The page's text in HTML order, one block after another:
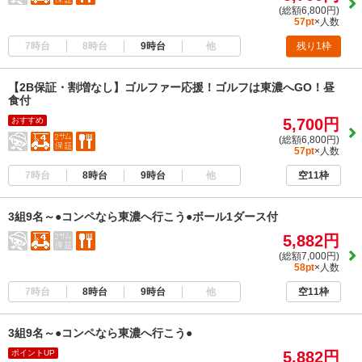
(総額6,800円)
57pt×人数
7時台 8時台 9時台 他 残り1枠
【2B保証・割増なし】ゴルファー応援！ゴルフは東濃へGO！昼
食付
おすすめ 5,700円
(総額6,800円)
57pt×人数
7時台 8時台 9時台 他 空11枠
3組9名～●コンペなら東濃へ行こう●ボール1ダース付
5,882円
(総額7,000円)
58pt×人数
7時台 8時台 9時台 他 空11枠
3組9名～●コンペなら東濃へ行こう●
ポイントUP 5,882円